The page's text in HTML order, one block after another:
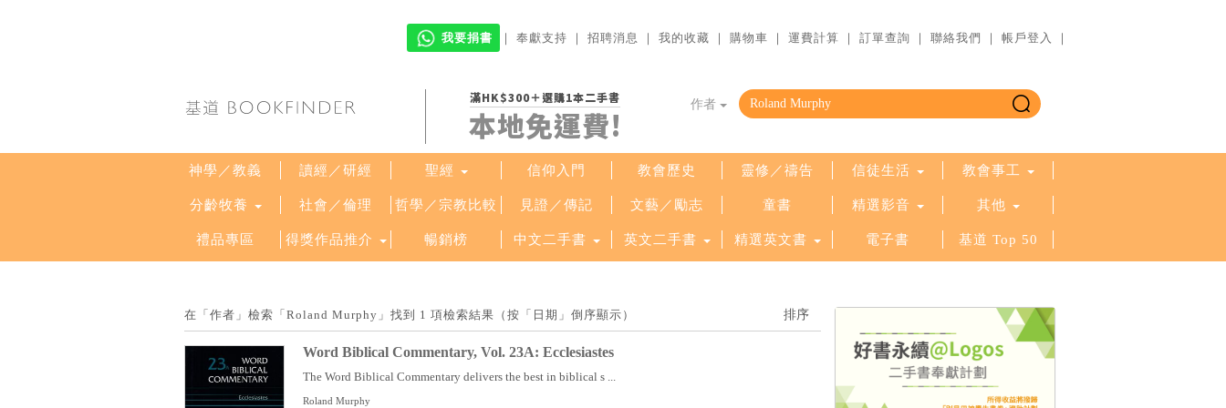
我要捐書 ｜ 奉獻支持 ｜ 招聘消息 ｜ 我的收藏 ｜ 購物車 ｜ 運費計算 ｜ 訂單查詢 ｜ 聯絡我們 ｜ 帳戶登入 ｜
滿HK$300＋選購1本二手書
本地免運費!
作者
神學／教義 讀經／研經 聖經 信仰入門 教會歷史 靈修／禱告 信徒生活 教會事工
分齡牧養 社會／倫理 哲學／宗教比較 見證／傳記 文藝／勵志 童書 精選影音 其他
禮品專區 得獎作品推介 暢銷榜 中文二手書 英文二手書 精選英文書 電子書 基道 Top 50
在「作者」檢索「Roland Murphy」找到 1 項檢索結果（按「日期」倒序顯示）
Word Biblical Commentary, Vol. 23A: Ecclesiastes
The Word Biblical Commentary delivers the best in biblical s ...
Roland Murphy